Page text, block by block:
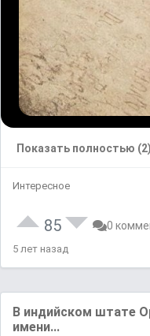
Показать полностью (2)
Интересное
85 0
5 лет назад
В индийском штате
имени...